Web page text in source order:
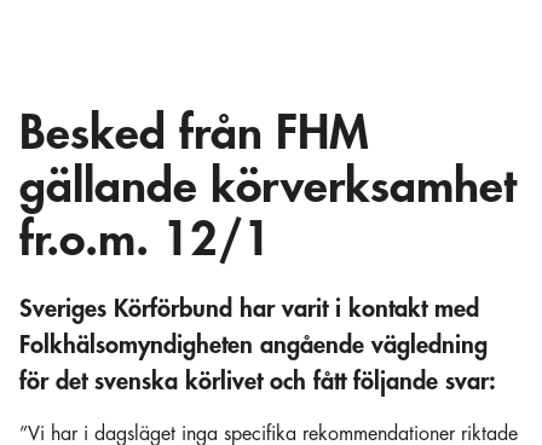
Besked från FHM
gällande körverksamhet
fr.o.m. 12/1
Sveriges Körförbund har varit i kontakt med
Folkhälsomyndigheten angående vägledning
för det svenska körlivet och fått följande svar:
”Vi har i dagsläget inga specifika rekommendationer riktade